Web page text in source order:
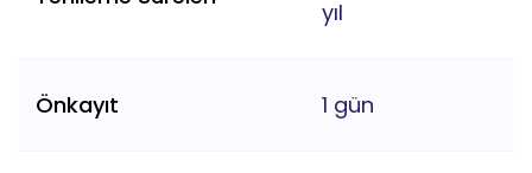
yıl
Önkayıt 1 gün